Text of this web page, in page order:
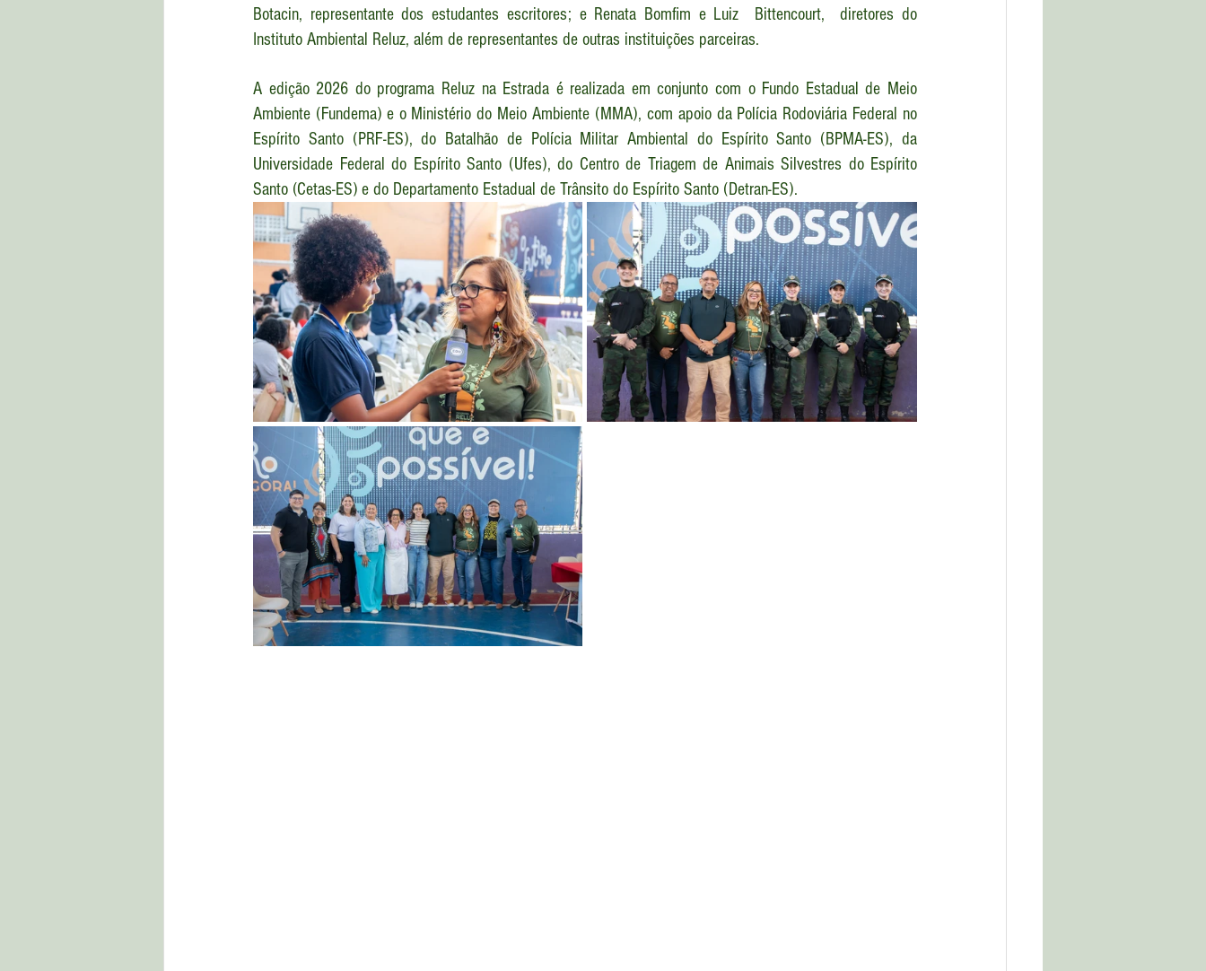
Botacin, representante dos estudantes escritores; e Renata Bomfim e Luiz  Bittencourt,  diretores do
Instituto Ambiental Reluz, além de representantes de outras instituições parceiras.
A edição 2026 do programa Reluz na Estrada é realizada em conjunto com o Fundo Estadual de Meio
Ambiente (Fundema) e o Ministério do Meio Ambiente (MMA), com apoio da Polícia Rodoviária Federal no
Espírito Santo (PRF-ES), do Batalhão de Polícia Militar Ambiental do Espírito Santo (BPMA-ES), da
Universidade Federal do Espírito Santo (Ufes), do Centro de Triagem de Animais Silvestres do Espírito
Santo (Cetas-ES) e do Departamento Estadual de Trânsito do Espírito Santo (Detran-ES).